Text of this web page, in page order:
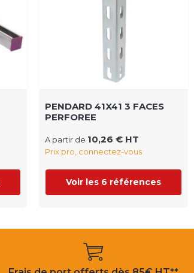
PENDARD 41X41 3 FACES
PERFOREE
A partir de 10,26 € HT
Prix pro, connectez-vous
Voir les 6 références